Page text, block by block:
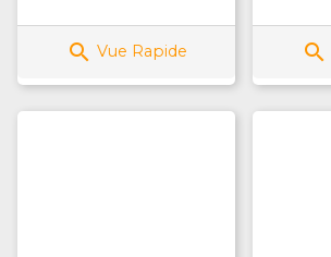
 Vue Rapide 